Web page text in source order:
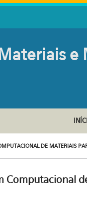
e
DE MATERIAIS
Computacional